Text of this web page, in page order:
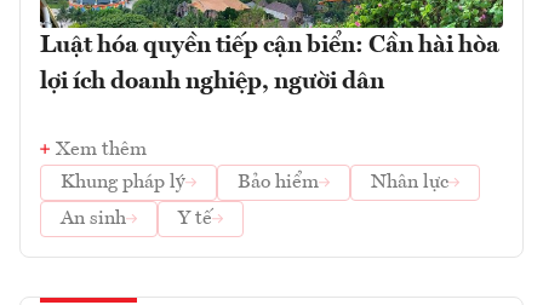
Luật hóa quyền tiếp cận biển: Cần hài hòa
lợi ích doanh nghiệp, người dân
Xem thêm
Khung pháp lý
Bảo hiểm
Nhân lực
An sinh
Y tế